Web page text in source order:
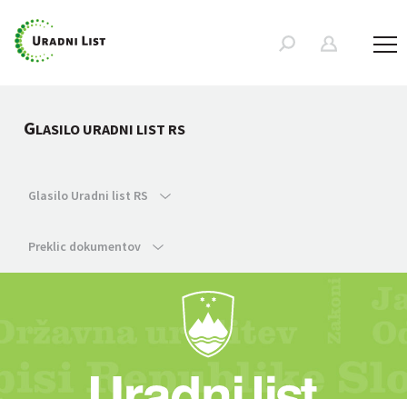
GLASILO URADNI LIST RS
Glasilo Uradni list RS
Preklic dokumentov